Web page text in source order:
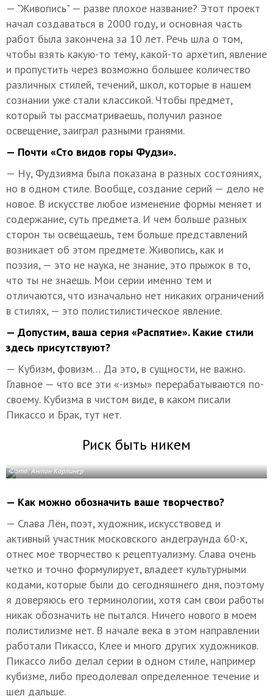
— "Живопись" — разве плохое название? Этот проект
начал создаваться в 2000 году, и основная часть
работ была закончена за 10 лет. Речь шла о том,
чтобы взять какую-то тему, какой-то архетип, явление
и пропустить через возможно большее количество
различных стилей, течений, школ, которые в нашем
сознании уже стали классикой. Чтобы предмет,
который ты рассматриваешь, получил разное
освещение, заиграл разными гранями.
— Почти «Сто видов горы Фудзи».
— Ну, Фудзияма была показана в разных состояниях,
но в одном стиле. Вообще, создание серий — дело не
новое. В искусстве любое изменение формы меняет и
содержание, суть предмета. И чем больше разных
сторон ты освещаешь, тем больше представлений
возникает об этом предмете. Живопись, как и
поэзия, — это не наука, не знание, это прыжок в то,
что ты не знаешь. Мои серии именно тем и
отличаются, что изначально нет никаких ограничений
в стилях, — это полистилистическое явление.
— Допустим, ваша серия «Распятие». Какие стили
здесь присутствуют?
— Кубизм, фовизм… Да это, в сущности, не важно.
Главное — что все эти «-измы» перерабатываются по-
своему. Кубизма в чистом виде, в каком писали
Пикассо и Брак, тут нет.
Риск быть никем
Фото: Антон Карлинер
— Как можно обозначить ваше творчество?
— Слава Лён, поэт, художник, искусствовед и
активный участник московского андеграунда 60-х,
отнес мое творчество к рецептуализму. Слава очень
четко и точно формулирует, владеет культурными
кодами, которые были до сегодняшнего дня, поэтому
я доверяюсь его терминологии, хотя сам свои работы
никак обозначить не пытался. Ничего нового в моем
полистилизме нет. В начале века в этом направлении
работали Пикассо, Клее и много других художников.
Пикассо либо делал серии в одном стиле, например
кубизме, либо преодолевал определенное течение и
шел дальше.